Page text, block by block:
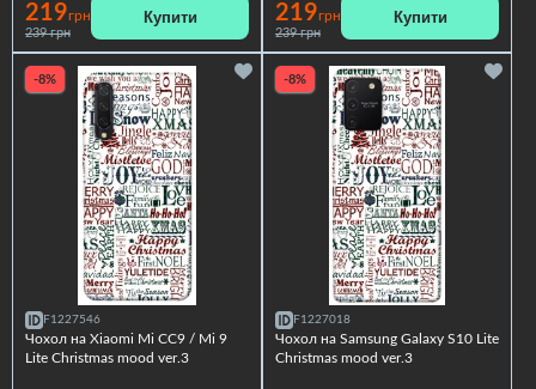
219грн
239 грн
Купити 219грн
239 грн
Купити
-8%
F1227546
Чохол на Xiaomi Mi CC9 / Mi 9
Lite Christmas mood ver.3
-8%
F1227018
Чохол на Samsung Galaxy S10 Lite
Christmas mood ver.3